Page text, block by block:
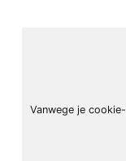
Vanwege je